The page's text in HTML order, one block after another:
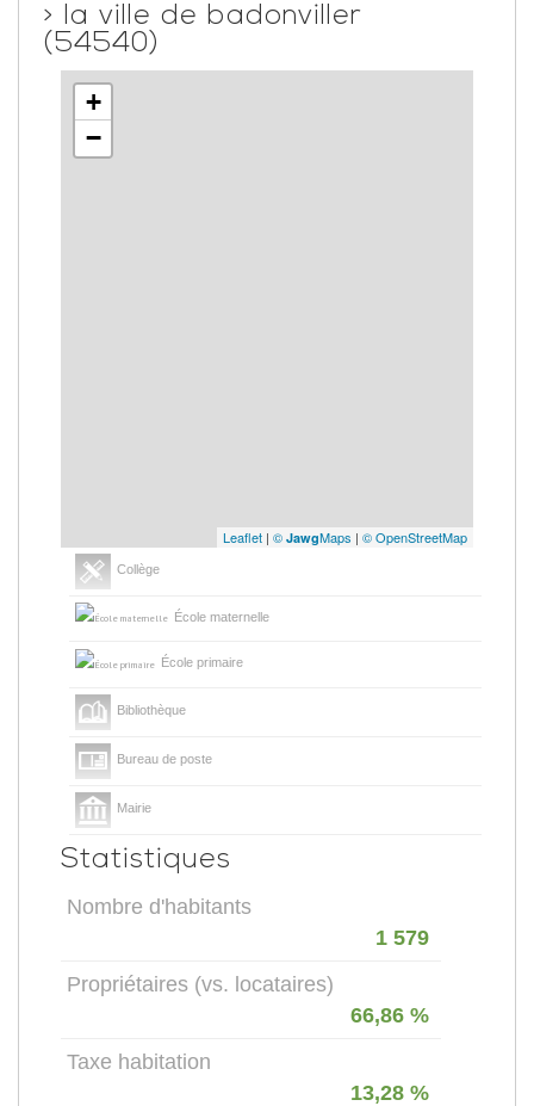
> la ville de badonviller
(54540)
+
−
Leaflet | © JawgMaps | © OpenStreetMap
Collège
École maternelle
École primaire
Bibliothèque
Bureau de poste
Mairie
Statistiques
Nombre d'habitants
1 579
Propriétaires (vs. locataires)
66,86 %
Taxe habitation
13,28 %